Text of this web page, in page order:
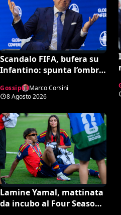
Scandalo FIFA, bufera su
Infantino: spunta l’ombra
pagata dalla UEFA
Gossip
Marco Corsini
8 Agosto 2026
Lamine Yamal, mattinata
da incubo al Four Seasons